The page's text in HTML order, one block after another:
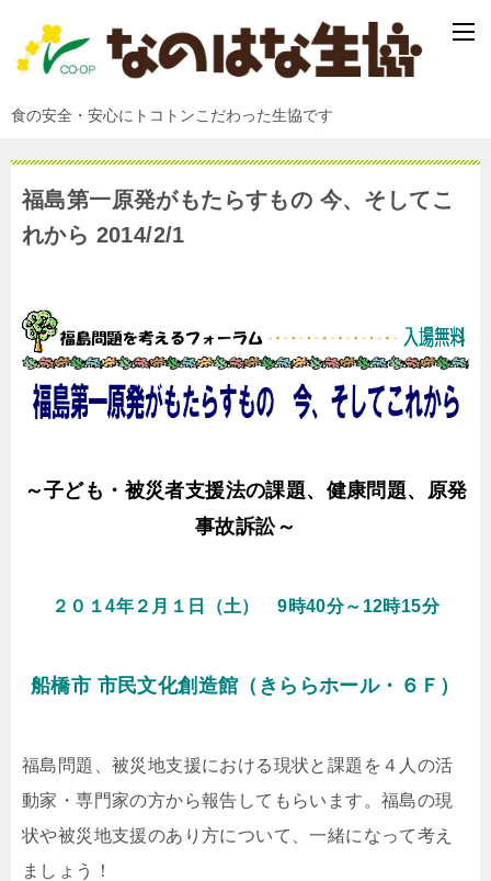
食の安全・安心にトコトンこだわった生協です
福島第一原発がもたらすもの 今、そしてこ
れから 2014/2/1
～子ども・被災者支援法の課題、健康問題、原発
事故訴訟～
２０１4年２月１日（土） 9時40分～12時15分
船橋市 市民文化創造館（きららホール・６Ｆ）
福島問題、被災地支援における現状と課題を４人の活
動家・専門家の方から報告してもらいます。福島の現
状や被災地支援のあり方について、一緒になって考え
ましょう！